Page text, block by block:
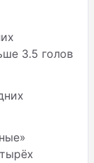
3.5 голов